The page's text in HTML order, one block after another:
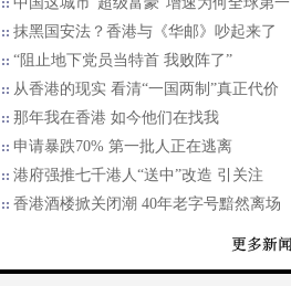
抹黑国安法？香港与《华邮》吵起来了
“阻止地下党员当特首 我败阵了”
从香港的现实 看清“一国两制”真正代价
那年我在香港 如今他们在找我
申请暴跌70% 第一批人正在逃离
港府强推七千港人“送中”改造 引关注
香港酒楼掀关闭潮 40年老字号黯然离场